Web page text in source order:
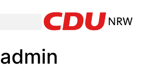
admin